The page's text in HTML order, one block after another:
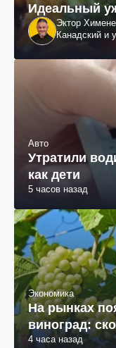
Идеальный
Эктор
Канадский и
Авто
Утратили
как дети
5 часов назад
Экономика
На рынках
виноград:
4 часа назад